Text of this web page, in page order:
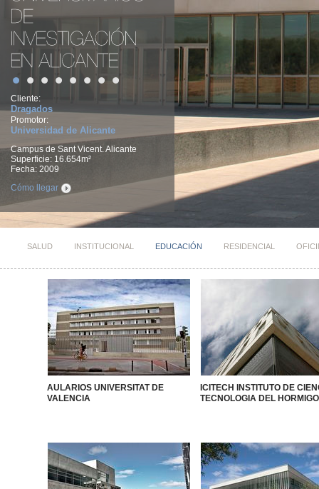
Cliente:
Dragados
Promotor:
Universidad de Alicante
Campus de Sant Vicent. Alicante
Superficie: 16.654m²
Fecha: 2009
Cómo llegar
SALUD INSTITUCIONAL EDUCACIÓN RESIDENCIAL
AULARIOS UNIVERSITAT DE
VALENCIA
ICITECH INSTITUTO DE
TECNOLOGIA DEL